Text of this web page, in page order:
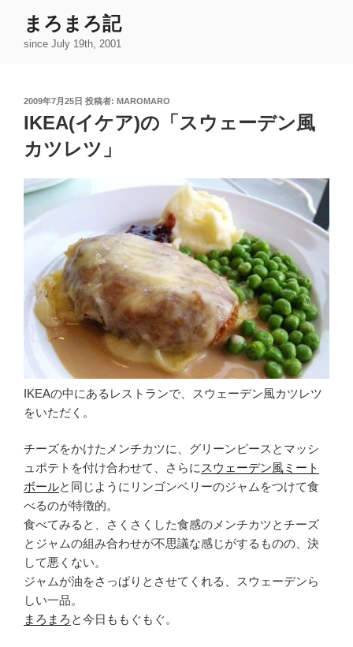
まろまろ記
since July 19th, 2001
投
稿
日:
2009年7月25日 投稿者: MAROMARO
IKEA(イケア)の「スウェーデン風
カツレツ」
IKEAの中にあるレストランで、スウェーデン風カツレツ
をいただく。
チーズをかけたメンチカツに、グリーンピースとマッシ
ュポテトを付け合わせて、さらに スウェーデン風ミート
ボールと同じようにリンゴンベリーのジャムをつけて食
べるのが特徴的。
食べてみると、さくさくした食感のメンチカツとチーズ
とジャムの組み合わせが不思議な感じがするものの、決
して悪くない。
ジャムが油をさっぱりとさせてくれる、スウェーデンら
しい一品。
まろまろ と今日ももぐもぐ。